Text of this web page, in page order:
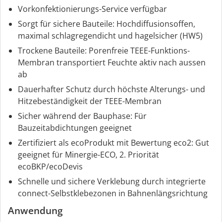
Vorkonfektionierungs-Service verfügbar
Sorgt für sichere Bauteile: Hochdiffusionsoffen,
maximal schlagregendicht und hagelsicher (HW5)
Trockene Bauteile: Porenfreie TEEE-Funktions-
Membran transportiert Feuchte aktiv nach aussen
ab
Dauerhafter Schutz durch höchste Alterungs- und
Hitzebeständigkeit der TEEE-Membran
Sicher während der Bauphase: Für
Bauzeitabdichtungen geeignet
Zertifiziert als ecoProdukt mit Bewertung eco2: Gut
geeignet für Minergie-ECO, 2. Priorität
ecoBKP/ecoDevis
Schnelle und sichere Verklebung durch integrierte
connect-Selbstklebezonen in Bahnenlängsrichtung
Anwendung